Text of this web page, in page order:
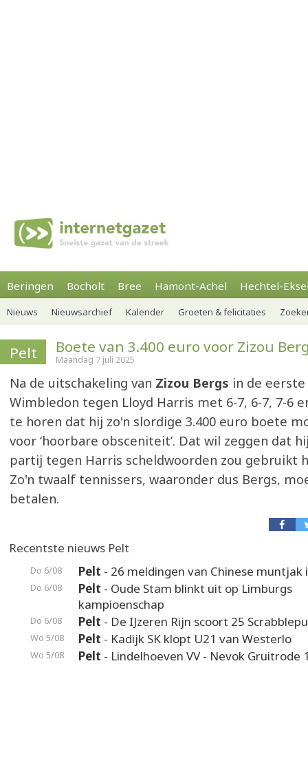
Beringen Bocholt Bree Hamont-Achel Hechtel-
Nieuws Nieuwsarchief Kalender Groeten & felicitaties
Pelt Boete van 3.400 euro voor Zizou
Maandag 7 juli 2025
Na de uitschakeling van Zizou Bergs in de
Wimbledon tegen Lloyd Harris met 6-7, 6-7, 7-6
te horen dat hij zo'n slordige 3.400 euro boete
voor ‘hoorbare obsceniteit’. Dat wil zeggen dat
partij tegen Harris scheldwoorden zou gebruikt
Zo'n twaalf tennissers, waaronder dus Bergs,
betalen.
Recentste nieuws Pelt
Do 6/08 Pelt - 26 meldingen van Chinese muntjak
Do 6/08 Pelt - Oude Stam blinkt uit op Limburgs
kampioenschap
Do 6/08 Pelt - De IJzeren Rijn scoort 25
Wo 5/08 Pelt - Kadijk SK klopt U21 van Westerlo
Wo 5/08 Pelt - Lindelhoeven VV - Nevok Gruitrode